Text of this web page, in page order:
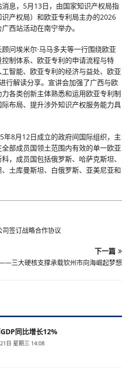
息，5月13日，由国家知识产权局指
产权局）和欧亚专利局主办的2026
西站活动在南宁举办。
问埃米尔·马马多夫等一行围绕欧亚
制体系、欧亚专利的申请流程与特
智能、欧亚专利的经济与益处、欧亚
行解读分享。宣讲会加强了广西与欧
各类创新主体熟悉和运用欧亚专利制
布局、提升涉外知识产权服务能力具
年8月12日成立的政府间国际组织，主
部成员国领土范围内有效的单一欧亚
，成员国包括俄罗斯、哈萨克斯坦、
土库曼斯坦、白俄罗斯、亚美尼亚和
签订战略合作协议
下一篇
三大硬核支撑承载钦州市向海崛起梦想
同比增长12%
日 星期三 14:08